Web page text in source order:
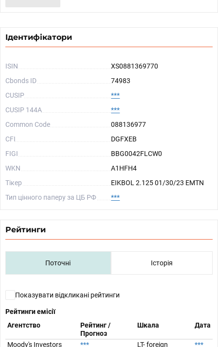
Ідентифікатори
ISIN
XS0881369770
Cbonds ID
74983
CUSIP
***
CUSIP 144A
***
Common Code
088136977
CFI
DGFXEB
FIGI
BBG0042FLCW0
WKN
A1HFH4
Тікер
EIKBOL 2.125 01/30/23 EMTN
Тип цінного паперу за ЦБ РФ
***
Рейтинги
Поточні Історія
Показувати відкликані рейтинги
Рейтинги емісії
Агентство
Рейтинг /
Прогноз
Шкала Дата
Moody's Investors
***
LT- foreign
***